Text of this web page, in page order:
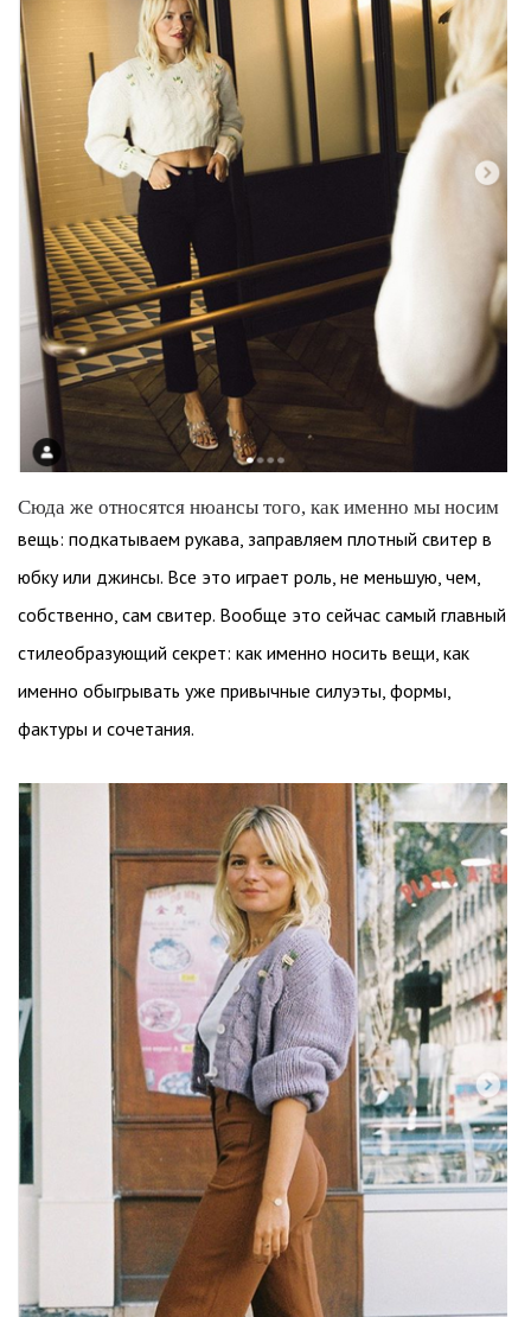
Сюда же относятся нюансы того, как именно мы носим
вещь: подкатываем рукава, заправляем плотный свитер в
юбку или джинсы. Все это играет роль, не меньшую, чем,
собственно, сам свитер. Вообще это сейчас самый главный
стилеобразующий секрет: как именно носить вещи, как
именно обыгрывать уже привычные силуэты, формы,
фактуры и сочетания.